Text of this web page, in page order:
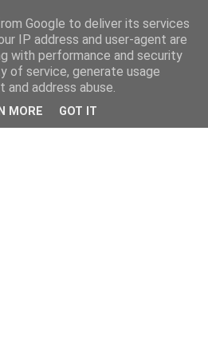
Google to deliver its services
IP address and user-agent are
with performance and security
of service, generate usage
address abuse.
MORE GOT IT